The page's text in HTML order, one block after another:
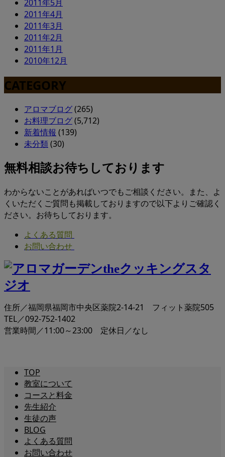
2011年5月
2011年4月
2011年3月
2011年2月
2011年1月
2010年12月
CATEGORY
アロマブログ(265)
お料理ブログ(5,712)
新着情報 (139)
未分類(30)
無料相談お待ちしております
わからないことがあればいつでもご相談ください。また、よ
くいただくご質問も掲載しておりますので以下よりご確認く
ださい。お待ちしております。
よくある質問
お問い合わせ
住所／福岡県福岡市中央区薬院2-14-21 フィット薬院505
TEL／092-752-1402
営業時間／11:00～23:00 定休日／なし
TOP
教室について
コースと料金
先生紹介
生徒の声
BLOG
よくある質問
お問い合わせ